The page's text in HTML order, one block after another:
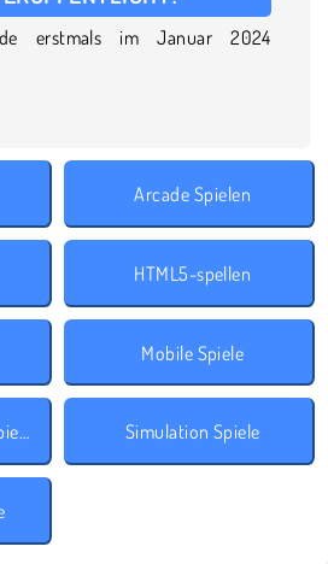
erstmals im Januar 2024
Arcade Spielen
HTML5-spellen
Mobile Spiele
Beliebte kostenlose Spiele Simulation Spiele